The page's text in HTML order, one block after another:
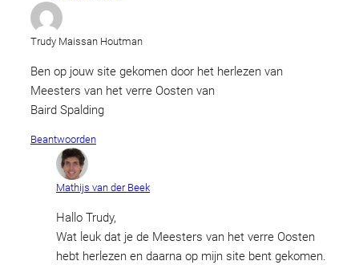
Trudy Maissan Houtman
Ben op jouw site gekomen door het herlezen van
Meesters van het verre Oosten van
Baird Spalding
Beantwoorden
Mathijs van der Beek
Hallo Trudy,
Wat leuk dat je de Meesters van het verre Oosten
hebt herlezen en daarna op mijn site bent gekomen.